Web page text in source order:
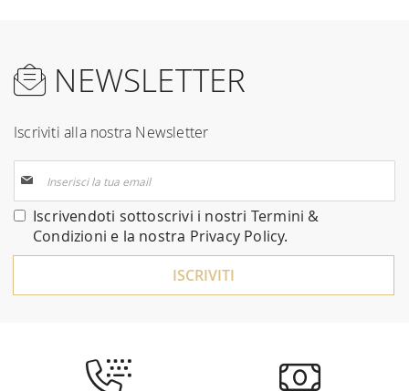
NEWSLETTER
Iscriviti alla nostra Newsletter
alla
nostra
Newsletter:
Iscrivendoti sottoscrivi i nostri Termini &
Condizioni e la nostra Privacy Policy.
ISCRIVITI